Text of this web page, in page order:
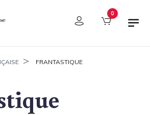
des cookies 0
FRANTASTIQUE